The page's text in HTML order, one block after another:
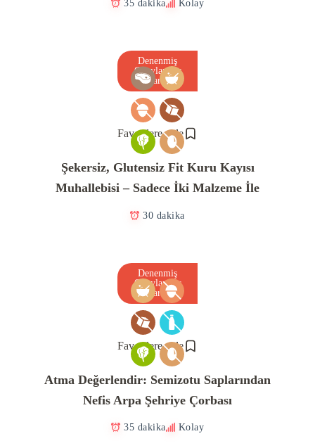
35 dakika Kolay
Favorilere ekle
Denenmiş
Onaylanmış
Tarif
Şekersiz, Glutensiz Fit Kuru Kayısı
Muhallebisi – Sadece İki Malzeme İle
30 dakika
Favorilere ekle
Denenmiş
Onaylanmış
Tarif
Atma Değerlendir: Semizotu Saplarından
Nefis Arpa Şehriye Çorbası
35 dakika Kolay